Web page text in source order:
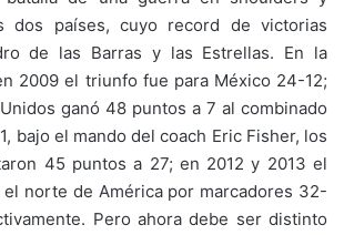
dos países, cuyo record de victorias
de las Barras y las Estrellas. En la
2009 el triunfo fue para México 24-12;
ganó 48 puntos a 7 al combinado
bajo el mando del coach Eric Fisher, los
45 puntos a 27; en 2012 y 2013 el
norte de América por marcadores 32-
Pero ahora debe ser distinto